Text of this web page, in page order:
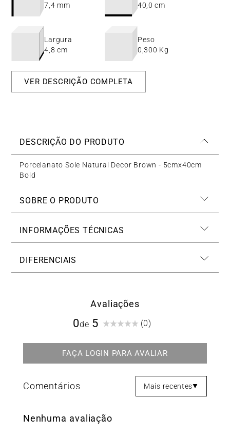
7,4 mm
40,0 cm
Largura
4,8 cm
Peso
0,300 Kg
VER DESCRIÇÃO COMPLETA
DESCRIÇÃO DO PRODUTO
Porcelanato Sole Natural Decor Brown - 5cmx40cm
Bold
SOBRE O PRODUTO
INFORMAÇÕES TÉCNICAS
DIFERENCIAIS
Avaliações
0 (0)
Mais recentes
Nenhuma avaliação